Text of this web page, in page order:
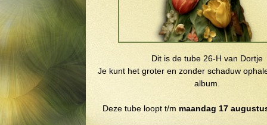
Dit is de tube 26-H van Dortje
Je kunt het groter en zonder schaduw
album.
Deze tube loopt t/m maandag 17